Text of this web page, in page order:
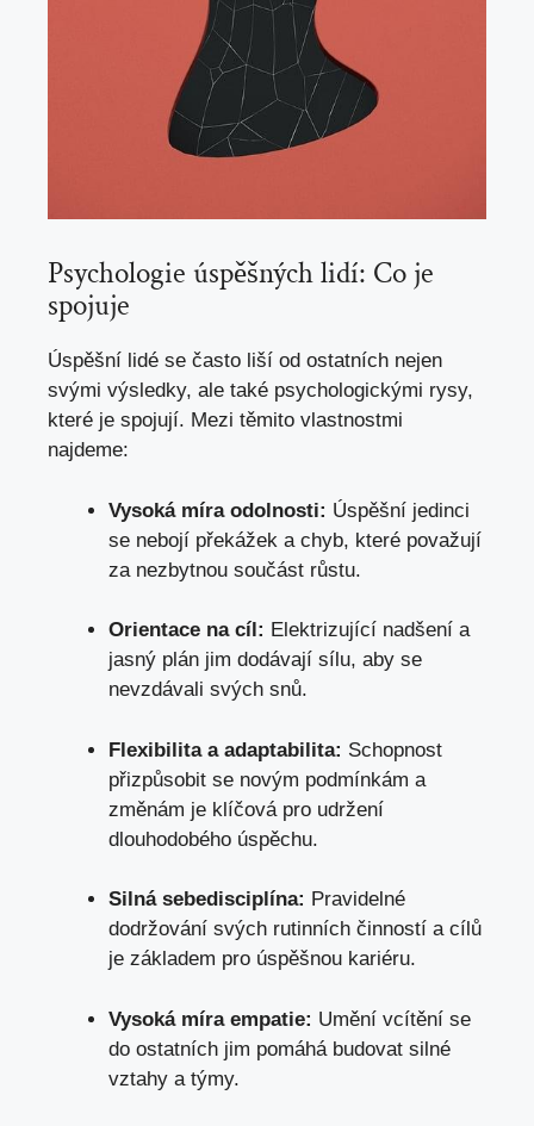
Psychologie úspěšných lidí: Co je
spojuje
Úspěšní lidé‍ se často liší od ostatních nejen
svými výsledky, ale také psychologickými rysy,
které je spojují. Mezi těmito vlastnostmi
najdeme:
Vysoká míra odolnosti: Úspěšní jedinci
se​ nebojí překážek a chyb, které považují‍
za nezbytnou součást růstu.
Orientace na​ cíl: Elektrizující nadšení a
jasný plán jim dodávají⁤ sílu, ⁣aby​ se
nevzdávali svých snů.
Flexibilita a adaptabilita: Schopnost
přizpůsobit‌ se novým podmínkám a
⁢změnám je klíčová pro udržení‌
dlouhodobého úspěchu.
Silná sebedisciplína: Pravidelné
dodržování ‍svých rutinních činností a cílů
je základem pro úspěšnou⁣ kariéru.
Vysoká míra empatie: Umění vcítění‍ se
do ostatních jim pomáhá budovat silné
vztahy a ‌týmy.